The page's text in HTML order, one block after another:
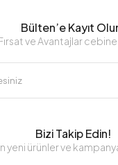
Bülten’e Kayıt
ve Avantajlar cebine
Bizi Takip Edin!
yeni ürünler ve